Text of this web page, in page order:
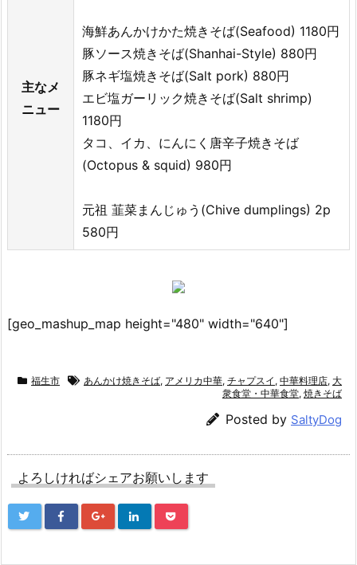
主なメ
ニュー
海鮮あんかけかた焼きそば(Seafood) 1180円
豚ソース焼きそば(Shanhai-Style) 880円
豚ネギ塩焼きそば(Salt pork) 880円
エビ塩ガーリック焼きそば(Salt shrimp)
1180円
タコ、イカ、にんにく唐辛子焼きそば
(Octopus & squid) 980円
元祖 韮菜まんじゅう(Chive dumplings) 2p
580円
[geo_mashup_map height="480" width="640"]
福生市 あんかけ焼きそば, アメリカ中華, チャプスイ , 中華料理店, 大
衆食堂・中華食堂, 焼きそば
Posted by SaltyDog
よろしければシェアお願いします